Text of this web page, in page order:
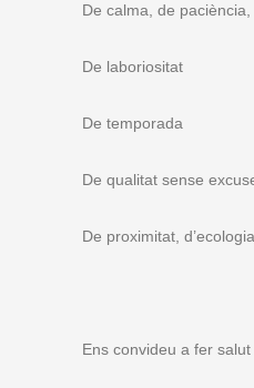
De calma, de paciència,
De laboriositat
De temporada
De qualitat sense
De proximitat,
Ens convideu a fer